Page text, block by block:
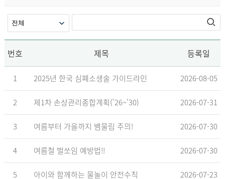
번호 제목 등록일
1 2025년 한국 심폐소생술 가이드라인 2026-08-05
2 제1차 손상관리종합계획('26~'30) 2026-07-31
3 여름부터 가을까지 뱀물림 주의! 2026-07-30
4 여름철 벌쏘임 예방법!! 2026-07-30
5 아이와 함께하는 물놀이 안전수칙 2026-07-23